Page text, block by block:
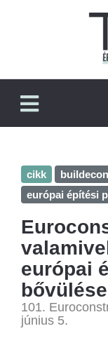
cikk buildecon
európai építési
európai
bővülése
101.
június 5.